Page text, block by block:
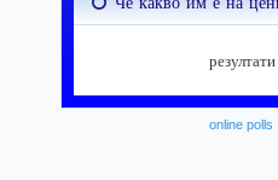
online polls